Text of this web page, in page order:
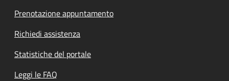
Prenotazione appuntamento
Richiedi assistenza
Statistiche del portale
Leggi le FAQ